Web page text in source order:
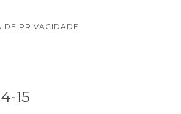
DE PRIVACIDADE
15